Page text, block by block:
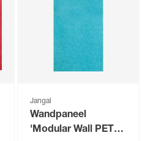
Jangal
Wandpaneel
'Modular Wall PET